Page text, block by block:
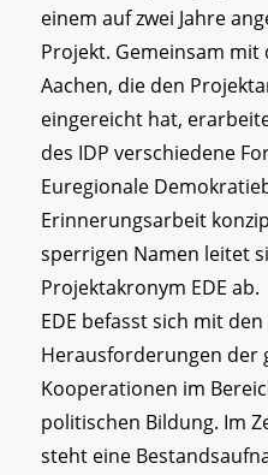
einem auf zwei Jahre
Projekt. Gemeinsam mit
Aachen, die den
eingereicht hat,
des IDP verschiedene
Euregionale
Erinnerungsarbeit
sperrigen Namen leitet
Projektakronym EDE ab.
EDE befasst sich mit
Herausforderungen der
Kooperationen im
politischen Bildung. Im
steht eine